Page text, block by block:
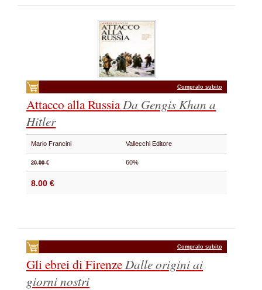
Compralo subito
Attacco alla RussiaDa Gengis Khan a
Hitler
Mario Francini Vallecchi Editore
20.00 € 60%
8.00 €
Compralo subito
Gli ebrei di FirenzeDalle origini ai
giorni nostri